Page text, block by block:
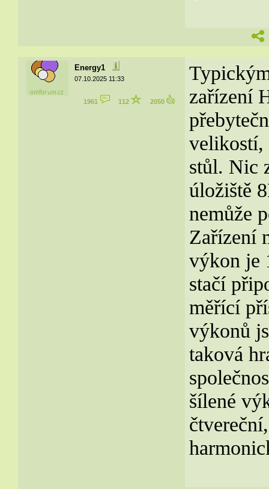
Energy1
07.10.2025 11:33
1961 112 2050
zařízení
velikostí,
stůl. Nic
úložiště
nemůže
Zařízení
výkon je
stačí
měřící
výkonů
taková
šílené